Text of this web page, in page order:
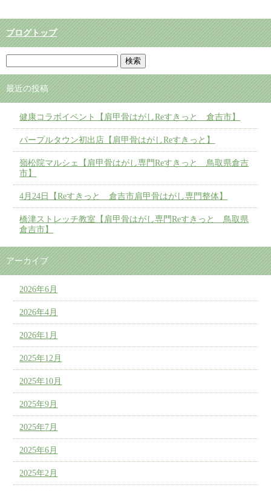
ブログトップ
最近の投稿
健康コラボイベント【肩甲骨はがしReすきっと 倉吉市】
パープルタウン初出店【肩甲骨はがしReすきっと】
嶺松院マルシェ【肩甲骨はがし専門Reすきっと 鳥取県倉吉
市】
4月24日【Reすきっと 倉吉市肩甲骨はがし専門整体】
橋津ストレッチ教室【肩甲骨はがし専門Reすきっと 鳥取県
倉吉市】
アーカイブ
2026年6月
2026年4月
2026年1月
2025年12月
2025年10月
2025年9月
2025年7月
2025年6月
2025年2月